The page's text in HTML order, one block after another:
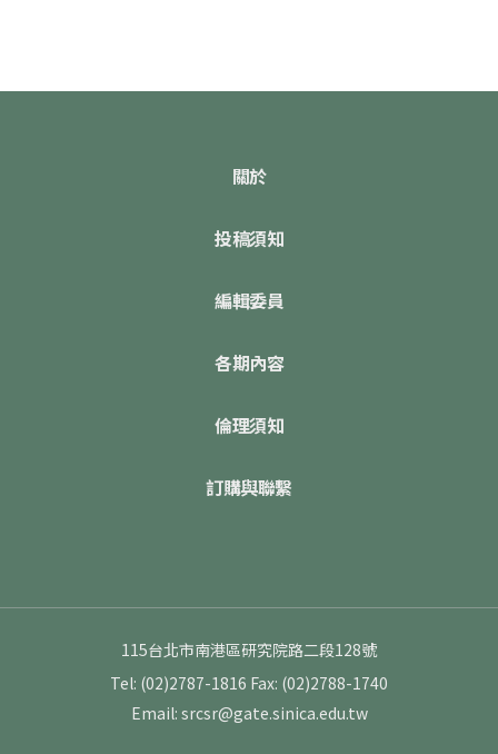
關於
投稿須知
編輯委員
各期內容
倫理須知
訂購與聯繫
115台北市南港區研究院路二段128號
Tel: (02)2787-1816 Fax: (02)2788-1740
Email: srcsr@gate.sinica.edu.tw